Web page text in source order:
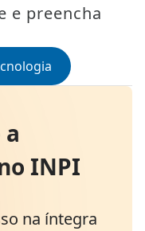
e preencha
INPI
na íntegra